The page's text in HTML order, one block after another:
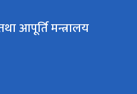
आपूर्ति मन्त्रालय